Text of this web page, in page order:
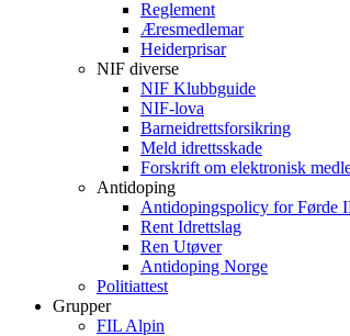
Reglement
Æresmedlemar
Heiderprisar
NIF diverse
NIF Klubbguide
NIF-lova
Barneidrettsforsikring
Meld idrettsskade
Forskrift om elektronisk
Antidoping
Antidopingspolicy for Førde
Rent Idrettslag
Ren Utøver
Antidoping Norge
Politiattest
Grupper
FIL Alpin